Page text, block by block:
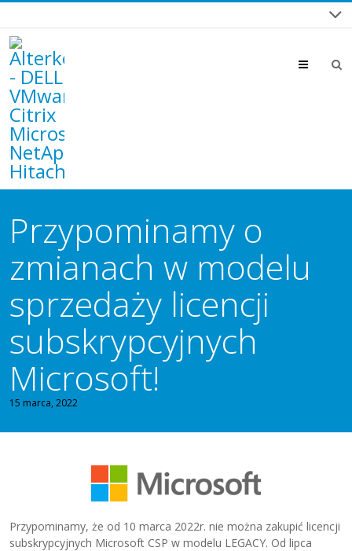
Menu
Przypominamy o
zmianach w modelu
sprzedaży licencji
subskrypcyjnych
Microsoft!
15 marca, 2022
Przypominamy, że od 10 marca 2022r. nie można zakupić licencji
subskrypcyjnych Microsoft CSP w modelu LEGACY. Od lipca